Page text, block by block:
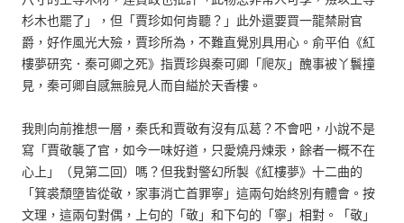
杉木也罷了」，但「賈珍如何肯聽？」此外還要買一龍禁尉官
爵，好作風光大殮，賈珍所為，不難直覺別具用心。俞平伯《紅
樓夢研究．秦可卿之死》指賈珍與秦可卿「爬灰」醜事被丫鬟撞
見，秦可卿自感無臉見人而自縊於天香樓。
我則向前推想一層，秦氏和賈敬有沒有瓜葛？不會吧，小說不是
寫「賈敬襲了官，如今一味好道，只愛燒丹煉汞，餘者一概不在
心上」（見第二回）嗎？但我對警幻所製《紅樓夢》十二曲的
「箕裘頹墮皆從敬，家事消亡首罪寧」這兩句始終別有體會。按
文理，這兩句對偶，上句的「敬」和下句的「寧」相對。「敬」